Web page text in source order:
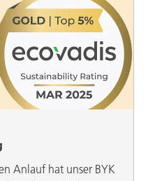
Anlauf hat unser BYK